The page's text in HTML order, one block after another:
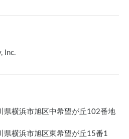
Inc.
横浜市旭区中希望が丘102番地
県横浜市旭区東希望が丘15番1